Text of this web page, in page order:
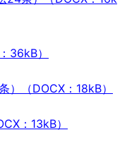
36kB）
（DOCX：18kB）
：13kB）